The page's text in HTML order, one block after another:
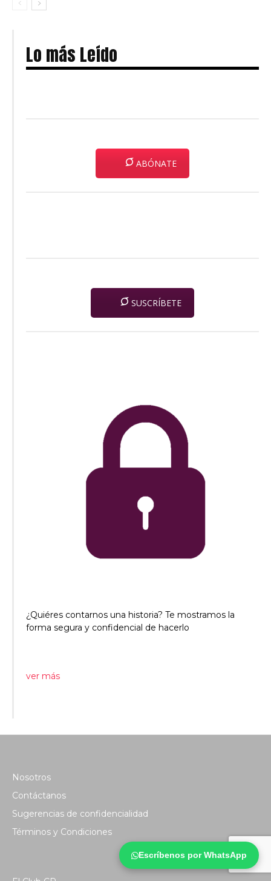
Escríbenos por WhatsApp
Lo más Leído
ABÓNATE
SUSCRÍBETE
¿Quiéres contarnos una historia? Te mostramos la
forma segura y confidencial de hacerlo
ver más
Nosotros
Contáctanos
Sugerencias de confidencialidad
Términos y Condiciones